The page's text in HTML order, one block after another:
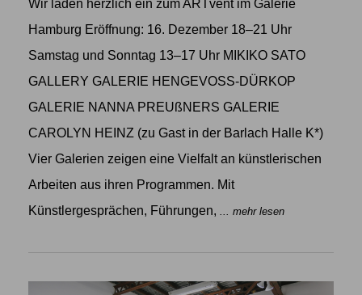
Wir laden herzlich ein zum ARTvent im Galerie
Hamburg Eröffnung: 16. Dezember 18–21 Uhr
Samstag und Sonntag 13–17 Uhr MIKIKO SATO
GALLERY GALERIE HENGEVOSS-DÜRKOP
GALERIE NANNA PREUßNERS GALERIE
CAROLYN HEINZ (zu Gast in der Barlach Halle K*)
Vier Galerien zeigen eine Vielfalt an künstlerischen
Arbeiten aus ihren Programmen. Mit
Künstlergesprächen, Führungen,
... mehr lesen